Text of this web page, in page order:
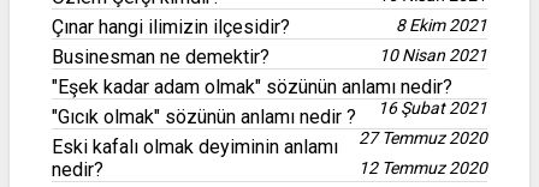
Çınar hangi ilimizin ilçesidir? 8 Ekim 2021
Businesman ne demektir? 10 Nisan 2021
"Eşek kadar adam olmak" sözünün anlamı nedir?
16 Şubat 2021
"Gıcık olmak" sözünün anlamı nedir ?
27 Temmuz 2020
Eski kafalı olmak deyiminin anlamı
nedir?
12 Temmuz 2020